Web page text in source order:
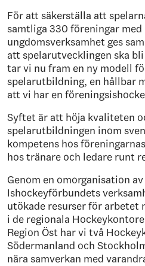
För att säkerställa att
samtliga 330 föreningar med
ungdomsverksamhet ges
att spelarutvecklingen ska
tar vi nu fram en ny modell
spelarutbildning, en hållbar
att vi har en
Syftet är att höja kvaliteten
spelarutbildningen inom
kompetens hos
hos tränare och ledare runt
Genom en omorganisation av
Ishockeyförbundets
utökade resurser för arbetet
i de regionala
Region Öst har vi två
Södermanland och
nära samverkan med